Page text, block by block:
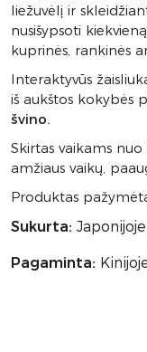
liežuvėlį ir
nusišypsoti
kuprinės, rankinės
Interaktyvūs
iš aukštos kokybės
švino.
Skirtas vaikams
amžiaus vaikų,
Produktas
Sukurta: Japonijoje
Pagaminta: